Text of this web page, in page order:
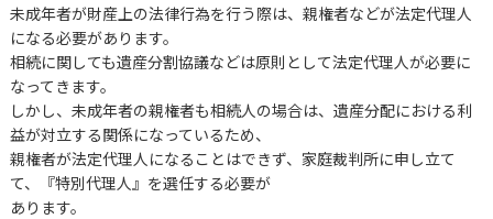
未成年者が財産上の法律行為を行う際は、親権者などが法定代理人
になる必要があります。
相続に関しても遺産分割協議などは原則として法定代理人が必要に
なってきます。
しかし、未成年者の親権者も相続人の場合は、遺産分配における利
益が対立する関係になっているため、
親権者が法定代理人になることはできず、家庭裁判所に申し立て
て、『特別代理人』を選任する必要が
あります。